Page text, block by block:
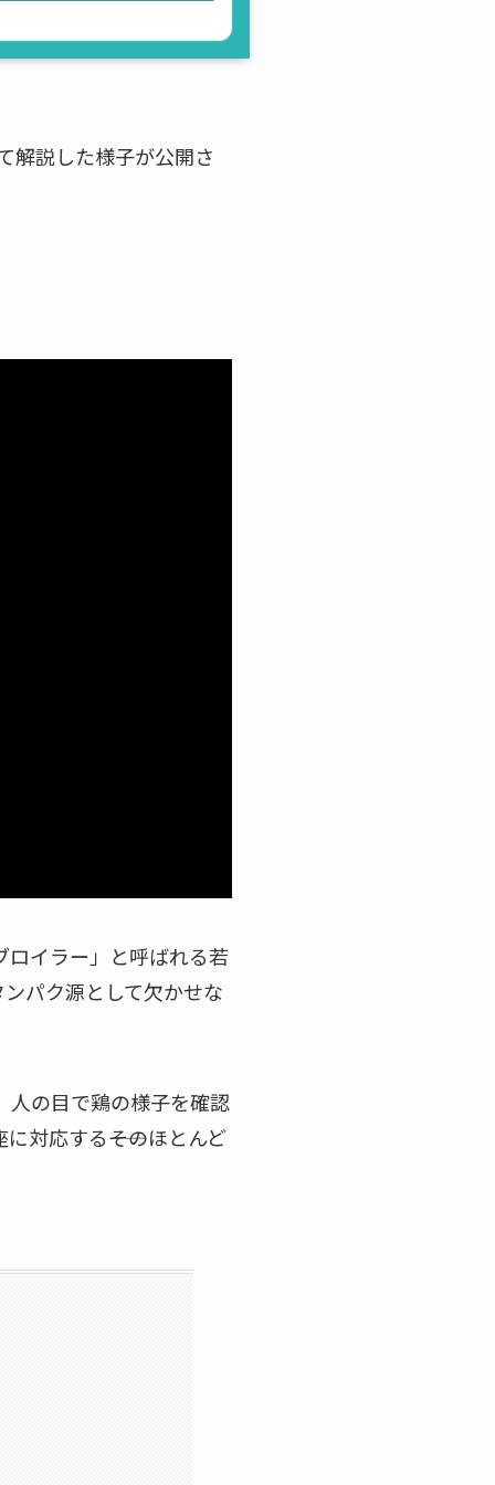
解説した様子が公開さ
イラー」と呼ばれる若
パク源として欠かせな
人の目で鶏の様子を確認
対応する――そのほとんど